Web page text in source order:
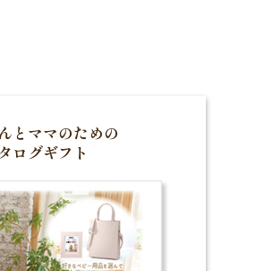
とママのための
ログギフト